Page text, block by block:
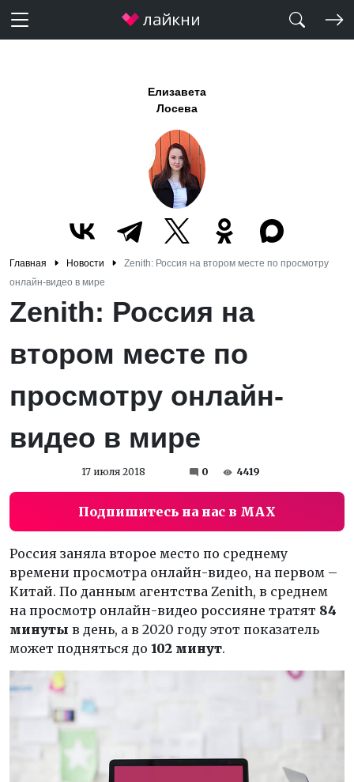
Елизавета
Лосева
Главная Новости
Zenith: Россия на втором месте по просмотру
онлайн-видео в мире
Zenith: Россия на
втором месте по
просмотру онлайн-
видео в мире
17 июля 2018 0 4419
Подпишитесь на нас в MAX
Россия заняла второе место по среднему
времени просмотра онлайн-видео, на первом –
Китай. По данным агентства Zenith, в среднем
на просмотр онлайн-видео россияне тратят 84
минуты в день, а в 2020 году этот показатель
может подняться до 102 минут.